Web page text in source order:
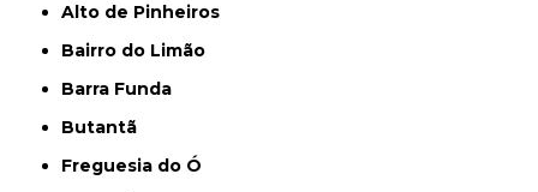
Alto de Pinheiros
Bairro do Limão
Barra Funda
Butantã
Freguesia do Ó